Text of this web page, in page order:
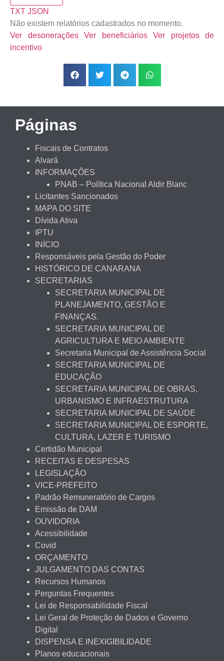
TXT JSON
Não existem relatórios cadastrados no momento.
Ver desonerações
Ver beneficiários
Ver projetos de
incentivo
Páginas
Fiscais de Contratos
Alvará
INFORMAÇÕES
PNAB – Política Nacional Aldir Blanc
Licitantes Sancionados
MAPA DO SITE
Dívida Ativa
IPTU
INÍCIO
Responsáveis pela Gestão do Poder
HISTÓRICO DE CANARANA
SECRETARIAS
SECRETARIA MUNICIPAL DE
PLANEJAMENTO, GESTÃO E
FINANÇAS.
SECRETARIA MUNICIPAL DE
AGRICULTURA E MEIO AMBIENTE
Secretaria Municipal de Assistência Social
SECRETARIA MUNICIPAL DE
EDUCAÇÃO
SECRETARIA MUNICIPAL DE OBRAS,
URBANISMO E INFRAESTRUTURA
SECRETARIA MUNICIPAL DE SAÚDE
SECRETARIA MUNICIPAL DE ESPORTE,
CULTURA, LAZER E TURISMO
Certidão Municipal
RECEITAS E DESPESAS
LEGISLAÇÃO
VICE-PREFEITO
Padrão Remuneratório de Cargos
Emissão de DAM
OUVIDORIA
Acessibilidade
Covid
ORÇAMENTO
JULGAMENTO DAS CONTAS
Recursos Humanos
Perguntas Frequentes
Lei de Responsabilidade Fiscal
Lei Geral de Proteção de Dados e Governo
Digital
DISPENSA E INEXIGIBILIDADE
Planos educacionais